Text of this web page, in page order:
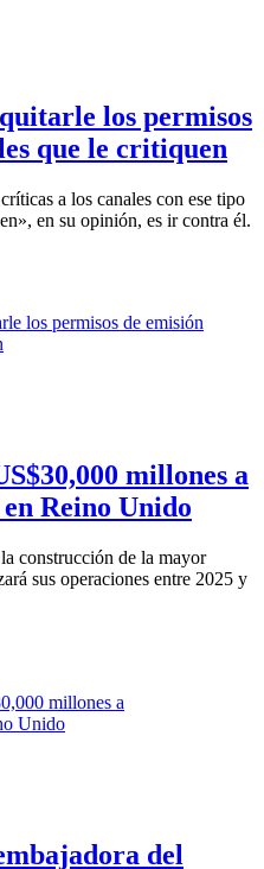
los permisos
que le critiquen
a los canales con ese tipo
en su opinión, es ir contra él.
millones a
Reino Unido
construcción de la mayor
sus operaciones entre 2025 y
del